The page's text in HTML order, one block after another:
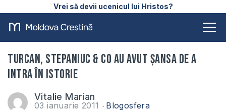
Vrei să devii ucenicul lui Hristos?
Turcan, Stepaniuc & Co au avut şansa de a
intra în istorie
Vitalie Marian
03 ianuarie 2011 Blogosfera